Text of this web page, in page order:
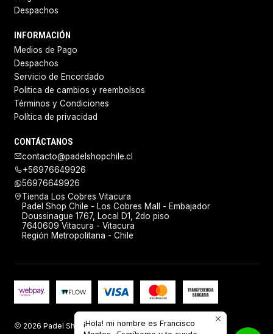
Despachos
INFORMACIÓN
Medios de Pago
Despachos
Servicio de Encordado
Politica de cambios y reembolsos
Términos y Condiciones
Política de privacidad
CONTÁCTANOS
contacto@padelshopchile.cl
+56976649926
56976649926
Tienda Los Cobres Vitacura
Padel Shop Chile - Los Cobres Mall - Embajador
Doussinague 1767, Local D1, 2do piso
7640609 Vitacura - Vitacura
Región Metropolitana - Chile
2026 Padel Shop Chile.¡Hola! mi nombre es Francisco